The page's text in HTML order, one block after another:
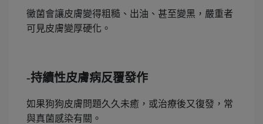
黴菌會讓皮膚變得粗糙、出油、甚至變黑，嚴重者
可見皮膚變厚硬化。
-持續性皮膚病反覆發作
如果狗狗皮膚問題久久未癒，或治療後又復發，常
與真菌感染有關。